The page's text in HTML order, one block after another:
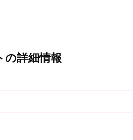
の詳細情報